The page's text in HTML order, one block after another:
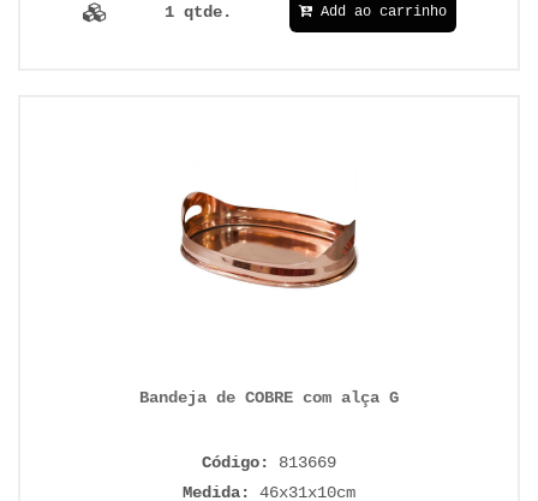
1 qtde. Add ao carrinho
Bandeja de COBRE com alça G
Código: 813669
Medida: 46x31x10cm